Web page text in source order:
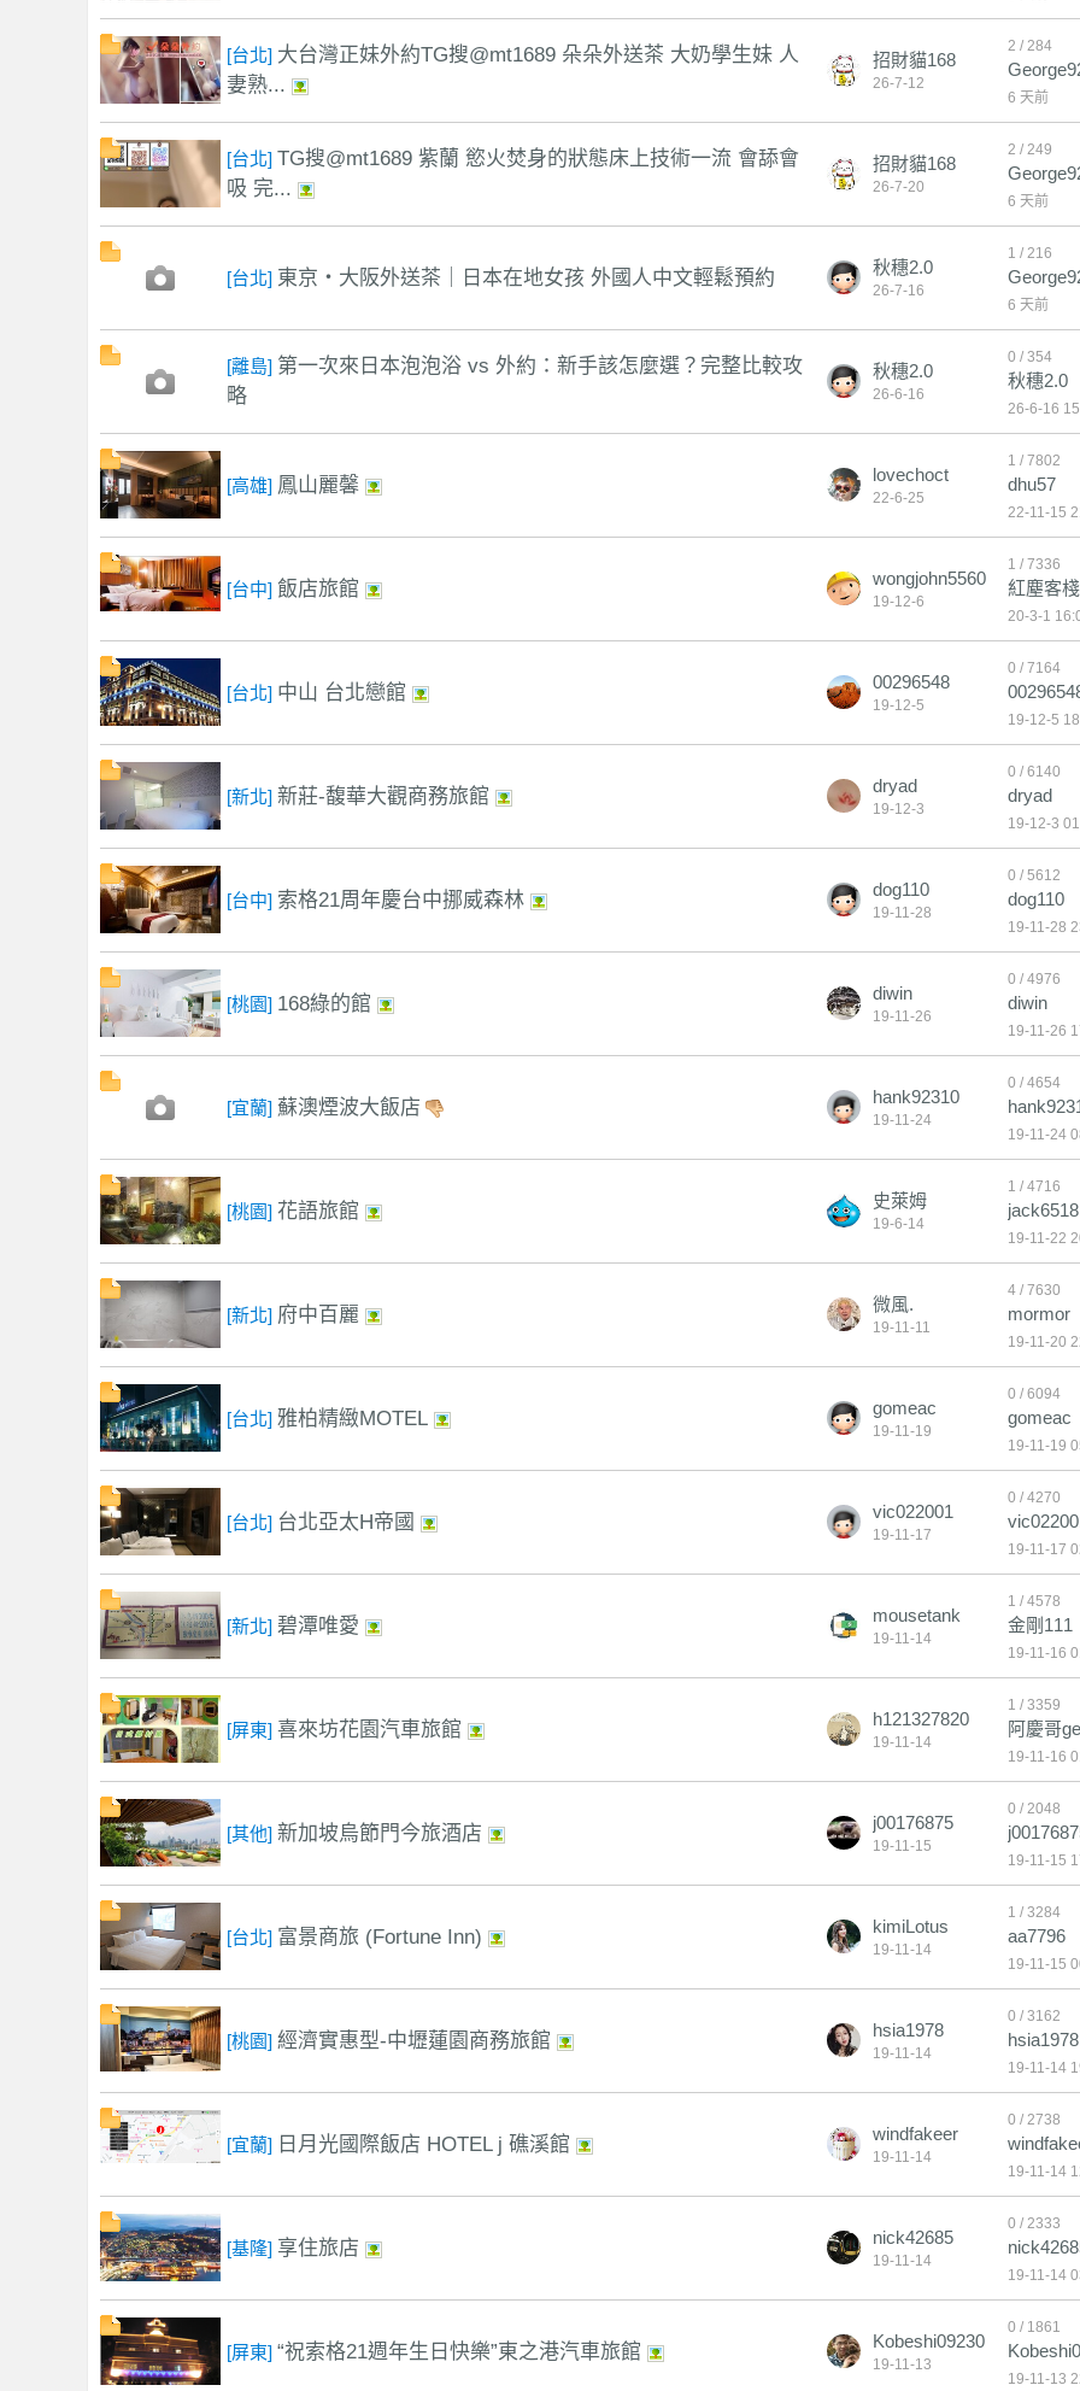
獨
家
優
質
茶
魚
訊
[台北] 大台灣正妹外約TG搜@mt1689 朵朵外送茶 大奶學生妹 人
妻熟...
招財貓168
26-7-12
2 / 284
6 天前
[台北] TG搜@mt1689 紫蘭 慾火焚身的狀態床上技術一流 會舔會
吸 完...
招財貓168
26-7-20
2 / 249
6 天前
[台北] 東京・大阪外送茶｜日本在地女孩 外國人中文輕鬆預約 秋穗2.0
26-7-16
1 / 216
6 天前
[離島] 第一次來日本泡泡浴 vs 外約：新手該怎麼選？完整比較攻
略
秋穗2.0
26-6-16
0 / 354
秋穗2.0
26-6-16
[高雄] 鳳山麗馨 lovechoct
22-6-25
1 / 7802
dhu57
22-11-15
[台中] 飯店旅館
wongjohn5560
0
19-12-6
1 / 7336
紅塵客
20-3-1
[台北] 中山 台北戀館 00296548
19-12-5
0 / 7164
19-12-5
[新北] 新莊-馥華大觀商務旅館 dryad
19-12-3
0 / 6140
dryad
19-12-3
[台中] 索格21周年慶台中挪威森林 dog110
19-11-28
0 / 5612
dog110
19-11-28
[桃園] 168綠的館 diwin
19-11-26
0 / 4976
diwin
19-11-26
[宜蘭] 蘇澳煙波大飯店 hank92310
19-11-24
0 / 4654
19-11-24
[桃園] 花語旅館 史萊姆
19-6-14
1 / 4716
jack6518
19-11-22
[新北] 府中百麗 微風.
19-11-11
4 / 7630
mormor
19-11-20
[台北] 雅柏精緻MOTEL gomeac
19-11-19
0 / 6094
gomeac
19-11-19
[台北] 台北亞太H帝國 vic022001
19-11-17
0 / 4270
19-11-17
[新北] 碧潭唯愛 mousetank
19-11-14
1 / 4578
金剛111
19-11-16
[屏東] 喜來坊花園汽車旅館 h121327820
19-11-14
1 / 3359
阿慶哥ge
19-11-16
[其他] 新加坡烏節門今旅酒店 j00176875
19-11-15
0 / 2048
19-11-15
[台北] 富景商旅 (Fortune Inn) kimiLotus
19-11-14
1 / 3284
aa7796
19-11-15
[桃園] 經濟實惠型-中壢蓮園商務旅館 hsia1978
19-11-14
0 / 3162
hsia1978
19-11-14
[宜蘭] 日月光國際飯店 HOTEL j 礁溪館 windfakeer
19-11-14
0 / 2738
19-11-14
[基隆] 享住旅店 nick42685
19-11-14
0 / 2333
19-11-14
[屏東] “祝索格21週年生日快樂”東之港汽車旅館
Kobeshi09230
708
19-11-13
0 / 1861
708
19-11-13